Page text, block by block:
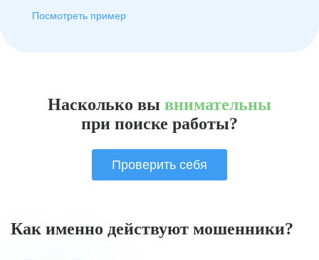
Посмотреть пример
Насколько вы внимательны
при поиске работы?
Проверить себя
Как именно действуют мошенники?